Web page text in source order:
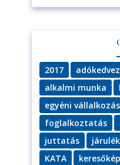
2017
alkalmi munka
egyéni vállalkozás
foglalkoztatás
juttatás
járulék
KATA